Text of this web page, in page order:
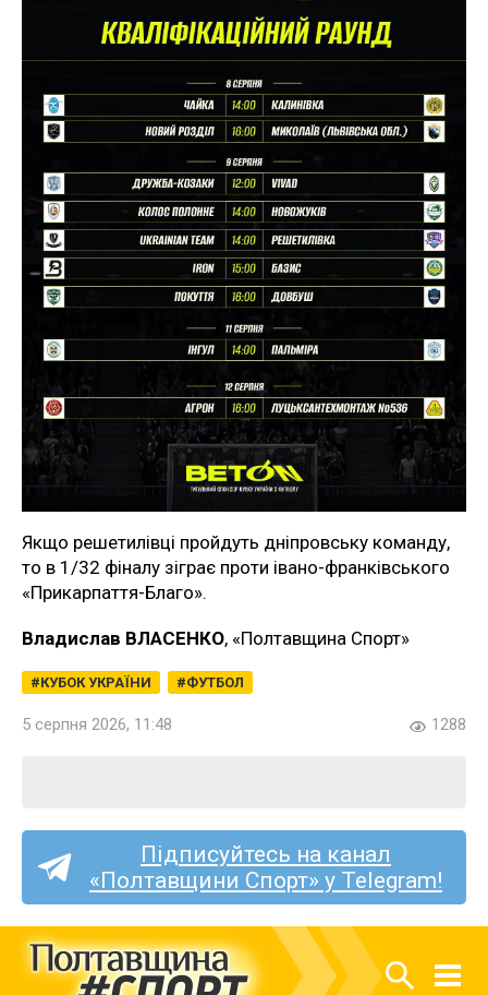
Якщо решетилівці пройдуть дніпровську команду,
то в 1/32 фіналу зіграє проти івано-франківського
«Прикарпаття-Благо».
Владислав ВЛАСЕНКО, «Полтавщина Спорт»
КУБОК УКРАЇНИ ФУТБОЛ
5 серпня 2026, 11:48 1288
Підписуйтесь на канал
«Полтавщини Спорт» у Telegram!